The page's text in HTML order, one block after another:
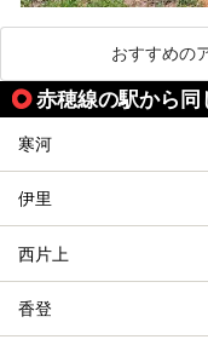
おすすめの
赤穂線の駅から同
寒河
伊里
西片上
香登